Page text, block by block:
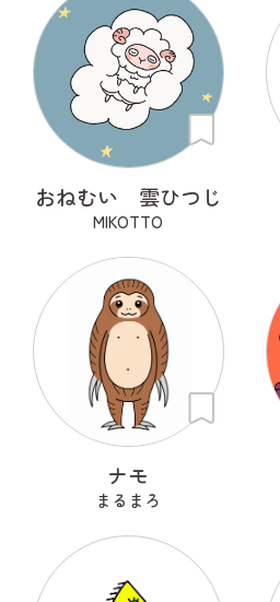
おねむい 雲ひつじ
MIKOTTO
ナモ
まるまろ